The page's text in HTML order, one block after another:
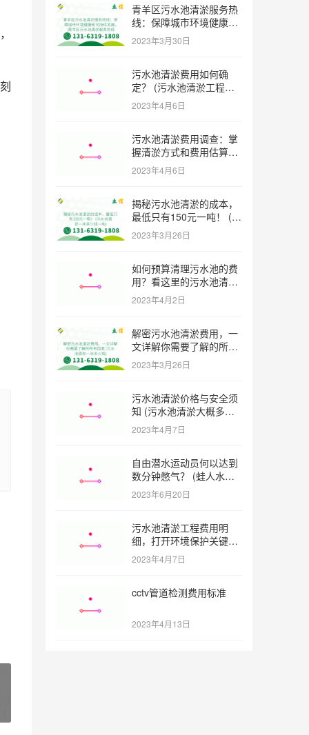
青羊区污水池清淤服务热
线：保障城市环境健康和
可持续发展。 (青羊区污
水池清淤服务热线)
2023年3月30日
污水池清淤费用如何确
定？ (污水池清淤工程价
格多少)
2023年4月6日
污水池清淤费用调查：掌
握清淤方式和费用估算技
巧 (污水池清淤多少钱一
方米)
2023年4月6日
揭秘污水池清淤的成本，
最低只有150元一吨！ (污
水池清淤一米多少钱一吨)
2023年3月26日
如何预算清理污水池的费
用？看这里的污水池清淤
工程报价表范本！ (污水
池清淤工程报价表范本)
2023年4月2日
解密污水池清淤费用，一
文详解你需要了解的所有
因素 (污水池清淤一米多
少钱)
2023年3月26日
污水池清淤价格与安全须
知 (污水池清淤大概多少
一方)
2023年4月7日
自由潜水运动员何以达到
数分钟憋气？ (蛙人水下
憋气最长多久)
2023年6月20日
污水池清淤工程费用明
细，打开环境保护关键之
门 (污水池清淤工程报价
明细)
2023年4月7日
cctv管道检测费用标准
2023年4月13日